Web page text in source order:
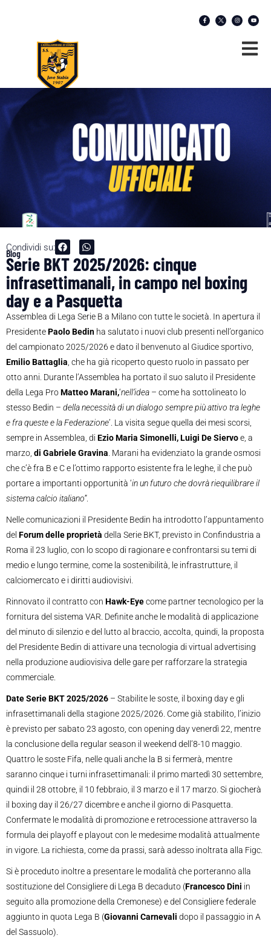
Condividi su:
Blog
Serie BKT 2025/2026: cinque
infrasettimanali, in campo nel boxing
day e a Pasquetta
Assemblea di Lega Serie B a Milano con tutte le società. In apertura il
PresidentePaolo Bedin ha salutato i nuovi club presenti nell’organico
del campionato 2025/2026 e dato il benvenuto al Giudice sportivo,
Emilio Battaglia , che ha già ricoperto questo ruolo in passato per
otto anni. Durante l’Assemblea ha portato il suo saluto il Presidente
della Lega ProMatteo Marani,‘nell’idea – come ha sottolineato lo
stesso Bedin – della necessità di un dialogo sempre più attivo tra leghe
e fra queste e la Federazione’. La visita segue quella dei mesi scorsi,
sempre in Assemblea, di Ezio Maria Simonelli, Luigi De Siervoe, a
marzo, di Gabriele Gravina . Marani ha evidenziato la grande osmosi
che c’è fra B e C e l’ottimo rapporto esistente fra le leghe, il che può
portare a importanti opportunità ‘in un futuro che dovrà riequilibrare il
sistema calcio italiano”.
Nelle comunicazioni il Presidente Bedin ha introdotto l’appuntamento
del Forum delle proprietà della Serie BKT, previsto in Confindustria a
Roma il 23 luglio, con lo scopo di ragionare e confrontarsi su temi di
medio e lungo termine, come la sostenibilità, le infrastrutture, il
calciomercato e i diritti audiovisivi.
Rinnovato il contratto con Hawk-Eyecome partner tecnologico per la
fornitura del sistema VAR. Definite anche le modalità di applicazione
del minuto di silenzio e del lutto al braccio, accolta, quindi, la proposta
del Presidente Bedin di attivare una tecnologia di virtual advertising
nella produzione audiovisiva delle gare per rafforzare la strategia
commerciale.
Date Serie BKT 2025/2026 – Stabilite le soste, il boxing day e gli
infrasettimanali della stagione 2025/2026. Come già stabilito, l’inizio
è previsto per sabato 23 agosto, con opening day venerdì 22, mentre
la conclusione della regular season il weekend dell’8-10 maggio.
Quattro le soste Fifa, nelle quali anche la B si fermerà, mentre
saranno cinque i turni infrasettimanali: il primo martedì 30 settembre,
quindi il 28 ottobre, il 10 febbraio, il 3 marzo e il 17 marzo. Si giocherà
il boxing day il 26/27 dicembre e anche il giorno di Pasquetta.
Confermate le modalità di promozione e retrocessione attraverso la
formula dei playoff e playout con le medesime modalità attualmente
in vigore. La richiesta, come da prassi, sarà adesso inoltrata alla Figc.
Si è proceduto inoltre a presentare le modalità che porteranno alla
sostituzione del Consigliere di Lega B decaduto (Francesco Dini in
seguito alla promozione della Cremonese) e del Consigliere federale
aggiunto in quota Lega B (Giovanni Carnevali dopo il passaggio in A
del Sassuolo).